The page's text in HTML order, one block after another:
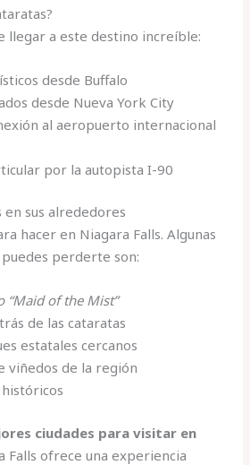
llegar a este destino increíble:
desde Buffalo
desde Nueva York City
al aeropuerto internacional
por la autopista I-90
en sus alrededores
hacer en Niagara Falls. Algunas
perderte son:
“Maid of the Mist”
de las cataratas
estatales cercanos
viñedos de la región
ciudades para visitar en
Falls ofrece una experiencia